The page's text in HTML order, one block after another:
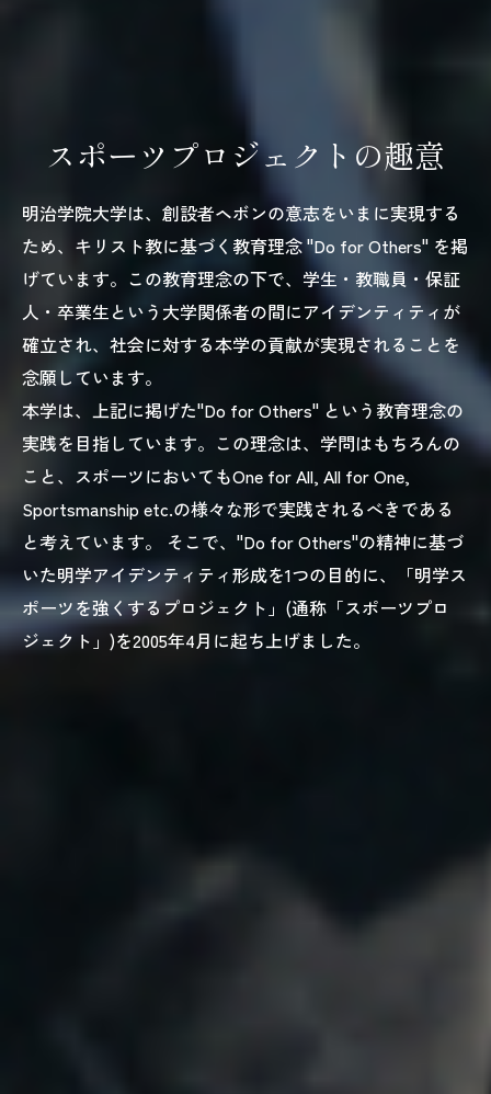
スポーツプロジェクトの趣意
明治学院大学は、創設者ヘボンの意志をいまに実現する
ため、キリスト教に基づく教育理念 "Do for Others" を掲
げています。この教育理念の下で、学生・教職員・保証
人・卒業生という大学関係者の間にアイデンティティが
確立され、社会に対する本学の貢献が実現されることを
念願しています。
本学は、上記に掲げた"Do for Others" という教育理念の
実践を目指しています。この理念は、学問はもちろんの
こと、スポーツにおいてもOne for All, All for One,
Sportsmanship etc.の様々な形で実践されるべきである
と考えています。 そこで、"Do for Others"の精神に基づ
いた明学アイデンティティ形成を1つの目的に、「明学ス
ポーツを強くするプロジェクト」(通称「スポーツプロ
ジェクト」)を2005年4月に起ち上げました。